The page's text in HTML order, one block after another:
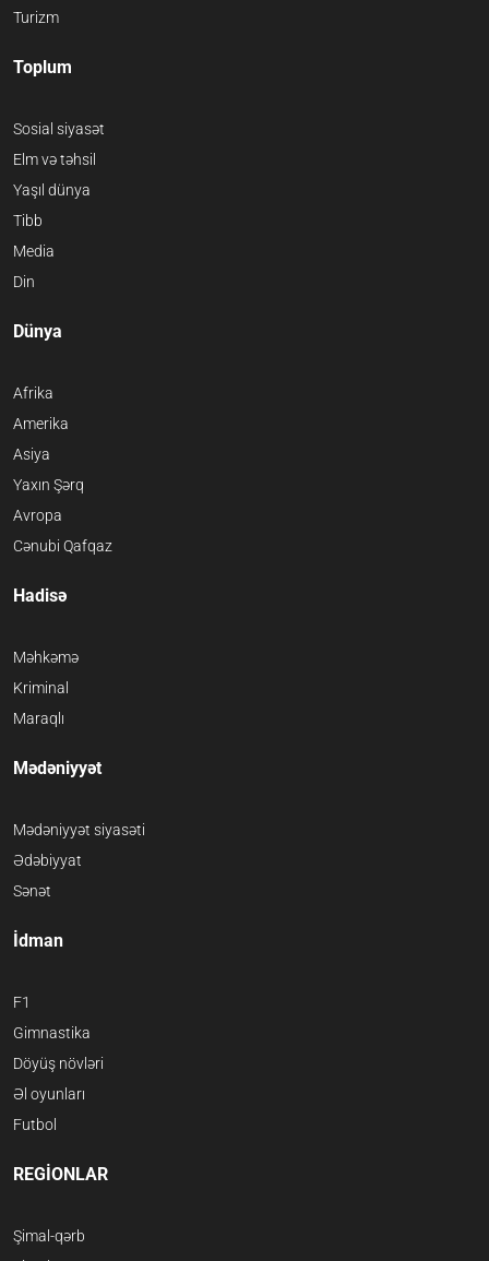
Turizm
Toplum
Sosial siyasət
Elm və təhsil
Yaşıl dünya
Tibb
Media
Din
Dünya
Afrika
Amerika
Asiya
Yaxın Şərq
Avropa
Cənubi Qafqaz
Hadisə
Məhkəmə
Kriminal
Maraqlı
Mədəniyyət
Mədəniyyət siyasəti
Ədəbiyyat
Sənət
İdman
F1
Gimnastika
Döyüş növləri
Əl oyunları
Futbol
REGİONLAR
Şimal-qərb